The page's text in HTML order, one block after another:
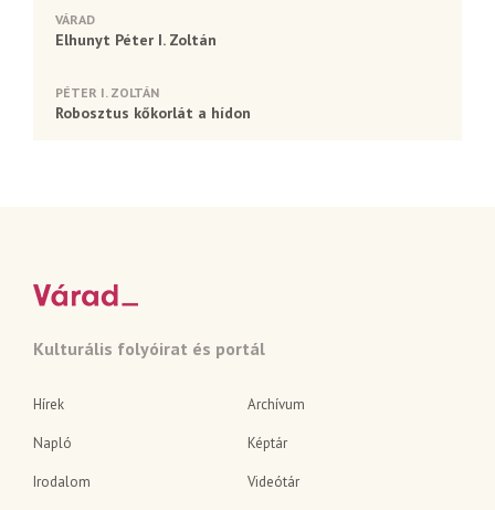
VÁRAD
Elhunyt Péter I. Zoltán
PÉTER I. ZOLTÁN
Robosztus kőkorlát a hídon
Kulturális folyóirat és portál
Hírek
Napló
Irodalom
Archívum
Képtár
Videótár